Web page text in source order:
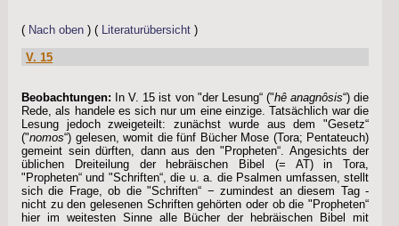
( Nach oben ) ( Literaturübersicht )
V. 15
Beobachtungen: In V. 15 ist von "der Lesung“ ("hê anagnôsis“) die
Rede, als handele es sich nur um eine einzige. Tatsächlich war die
Lesung jedoch zweigeteilt: zunächst wurde aus dem "Gesetz“
("nomos“) gelesen, womit die fünf Bücher Mose (Tora; Pentateuch)
gemeint sein dürften, dann aus den "Propheten“. Angesichts der
üblichen Dreiteilung der hebräischen Bibel (= AT) in Tora,
"Propheten“ und "Schriften“, die u. a. die Psalmen umfassen, stellt
sich die Frage, ob die "Schriften“ − zumindest an diesem Tag -
nicht zu den gelesenen Schriften gehörten oder ob die "Propheten“
hier im weitesten Sinne alle Bücher der hebräischen Bibel mit